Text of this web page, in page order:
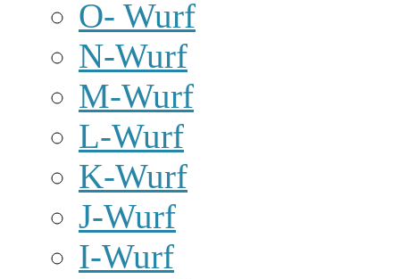
O- Wurf
N-Wurf
M-Wurf
L-Wurf
K-Wurf
J-Wurf
I-Wurf